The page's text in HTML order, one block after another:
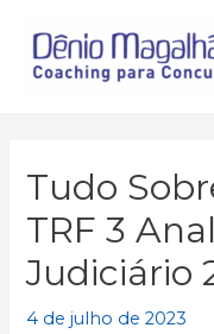
para
Tudo
TRF 3
Judiciário
4 de julho de 2023